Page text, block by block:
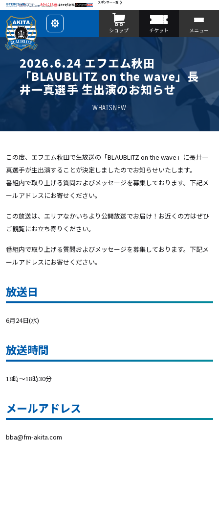
スポンサー一覧
レ
イ
ア
を
カ
ス
タ
マ
イ
ズ
ショップ チケット メニュー
2026.6.24 エフエム秋田
「BLAUBLITZ on the wave」長
井一真選手 生出演のお知らせ
WHATSNEW
この度、エフエム秋田で生放送の「BLAUBLITZ on the wave」に長井一
真選手が生出演することが決定しましたのでお知らせいたします。
番組内で取り上げる質問およびメッセージを募集しております。下記メ
ールアドレスにお寄せください。
この放送は、エリアなかいちより公開放送でお届け！お近くの方はぜひ
ご観覧にお立ち寄りください。
番組内で取り上げる質問およびメッセージを募集しております。下記メ
ールアドレスにお寄せください。
放送日
6月24日(水)
放送時間
18時～18時30分
メールアドレス
bba@fm-akita.com